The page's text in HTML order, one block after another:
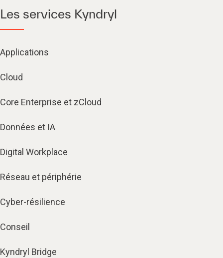
Les services Kyndryl
Applications
Cloud
Core Enterprise et zCloud
Données et IA
Digital Workplace
Réseau et périphérie
Cyber-résilience
Conseil
Kyndryl Bridge